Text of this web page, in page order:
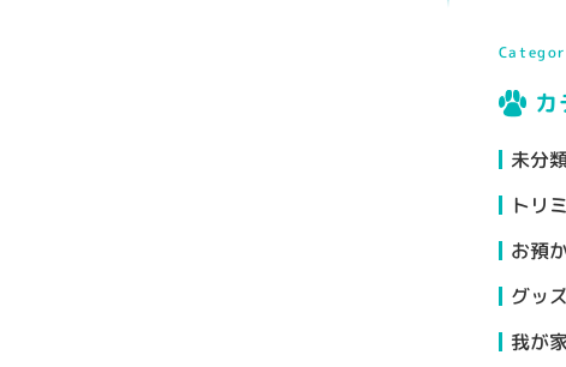
未分
トリ
お預
グッ
我が